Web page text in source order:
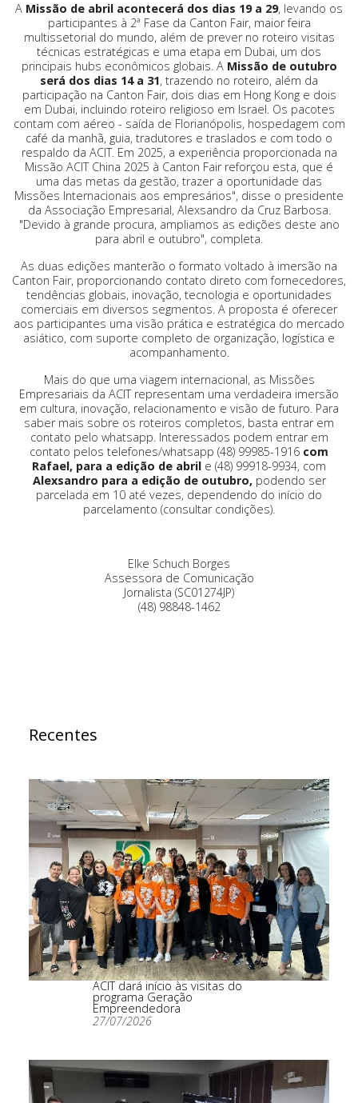
A Missão de abril acontecerá dos dias 19 a 29, levando os
participantes à 2ª Fase da Canton Fair, maior feira
multissetorial do mundo, além de prever no roteiro visitas
técnicas estratégicas e uma etapa em Dubai, um dos
principais hubs econômicos globais. A Missão de outubro
será dos dias 14 a 31, trazendo no roteiro, além da
participação na Canton Fair, dois dias em Hong Kong e dois
em Dubai, incluindo roteiro religioso em Israel. Os pacotes
contam com aéreo - saída de Florianópolis, hospedagem com
café da manhã, guia, tradutores e traslados e com todo o
respaldo da ACIT. Em 2025, a experiência proporcionada na
Missão ACIT China 2025 à Canton Fair reforçou esta, que é
uma das metas da gestão, trazer a oportunidade das
Missões Internacionais aos empresários", disse o presidente
da Associação Empresarial, Alexsandro da Cruz Barbosa.
"Devido à grande procura, ampliamos as edições deste ano
para abril e outubro", completa.
As duas edições manterão o formato voltado à imersão na
Canton Fair, proporcionando contato direto com fornecedores,
tendências globais, inovação, tecnologia e oportunidades
comerciais em diversos segmentos. A proposta é oferecer
aos participantes uma visão prática e estratégica do mercado
asiático, com suporte completo de organização, logística e
acompanhamento.
Mais do que uma viagem internacional, as Missões
Empresariais da ACIT representam uma verdadeira imersão
em cultura, inovação, relacionamento e visão de futuro. Para
saber mais sobre os roteiros completos, basta entrar em
contato pelo whatsapp. Interessados podem entrar em
contato pelos telefones/whatsapp (48) 99985-1916 com
Rafael, para a edição de abril e (48) 99918-9934, com
Alexsandro para a edição de outubro, podendo ser
parcelada em 10 até vezes, dependendo do início do
parcelamento (consultar condições).
Elke Schuch Borges
Assessora de Comunicação
Jornalista (SC01274JP)
(48) 98848-1462
Recentes
ACIT dará início às visitas do
programa Geração
Empreendedora
27/07/2026